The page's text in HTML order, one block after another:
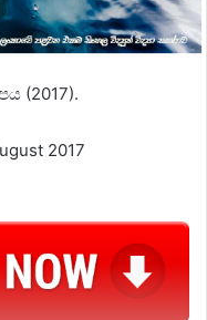
(2017).
2017